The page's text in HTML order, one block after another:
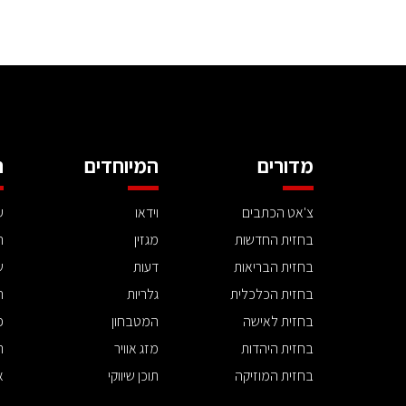
מדורים
צ'אט הכתבים
בחזית החדשות
בחזית הבריאות
בחזית הכלכלית
בחזית לאישה
בחזית היהדות
בחזית המוזיקה
המיוחדים
וידאו
מגזין
דעות
גלריות
המטבחון
מזג אוויר
תוכן שיווקי